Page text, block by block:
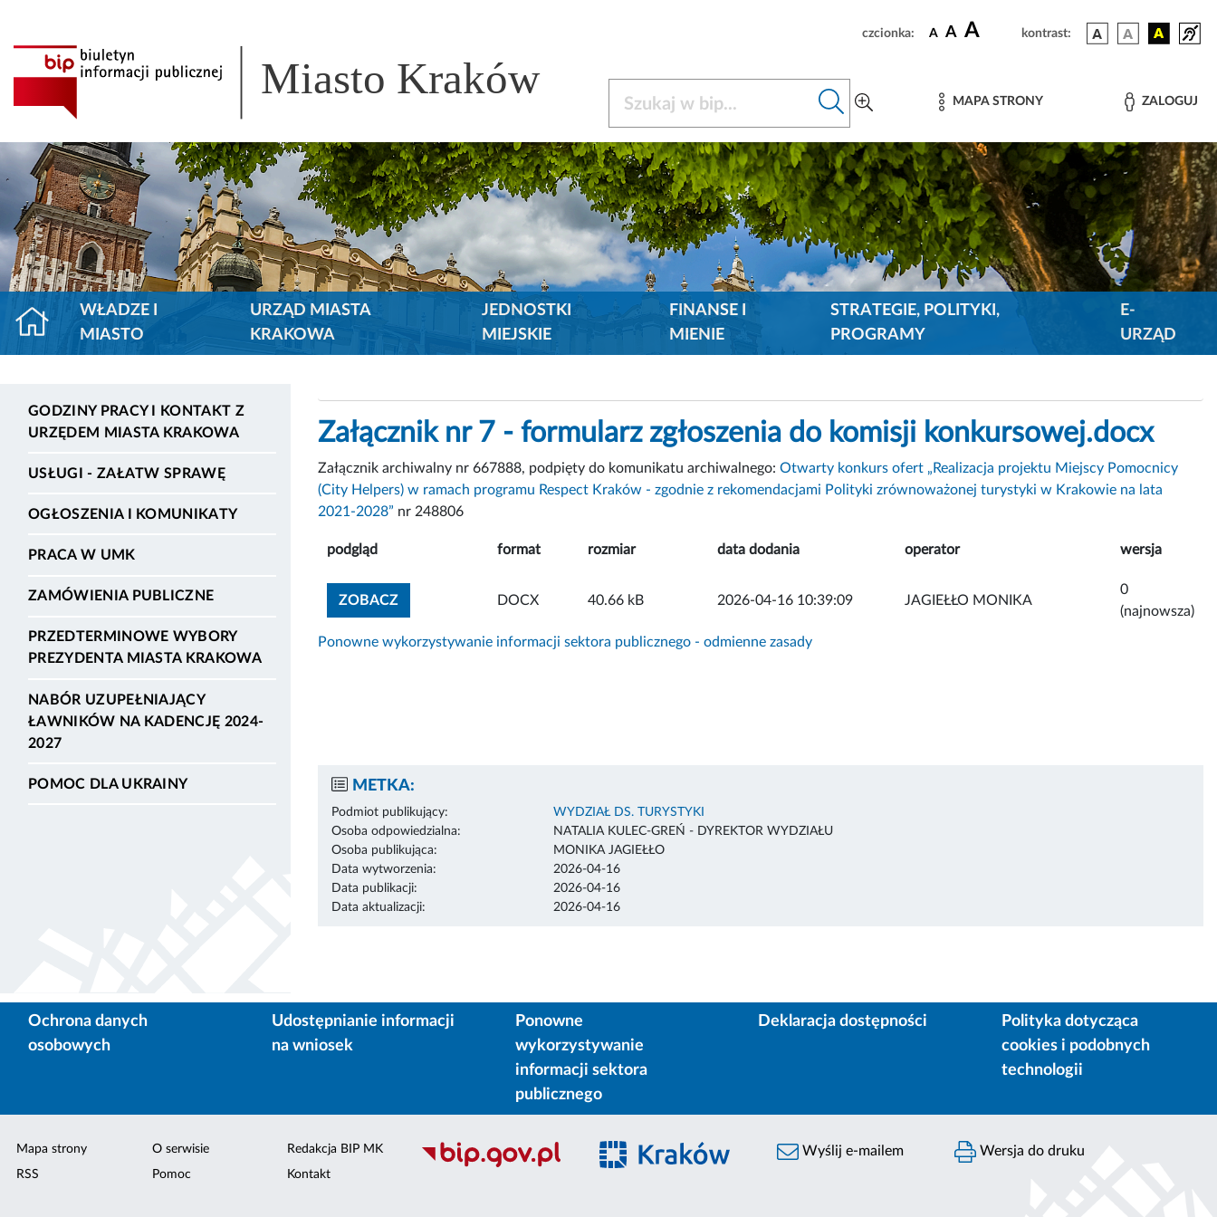
czcionka: A A A kontrast:
Miasto Kraków MAPA STRONY ZALOGUJ
WŁADZE I
MIASTO
URZĄD MIASTA
KRAKOWA
JEDNOSTKI
MIEJSKIE
FINANSE I
MIENIE
STRATEGIE, POLITYKI,
PROGRAMY
E-
URZĄD
GODZINY PRACY I KONTAKT Z
URZĘDEM MIASTA KRAKOWA
USŁUGI - ZAŁATW SPRAWĘ
OGŁOSZENIA I KOMUNIKATY
PRACA W UMK
ZAMÓWIENIA PUBLICZNE
PRZEDTERMINOWE WYBORY
PREZYDENTA MIASTA KRAKOWA
NABÓR UZUPEŁNIAJĄCY
ŁAWNIKÓW NA KADENCJĘ 2024-
2027
POMOC DLA UKRAINY
Załącznik nr 7 - formularz zgłoszenia do komisji konkursowej.docx
Załącznik archiwalny nr 667888, podpięty do komunikatu archiwalnego: Otwarty konkurs ofert „Realizacja projektu Miejscy Pomocnicy
(City Helpers) w ramach programu Respect Kraków - zgodnie z rekomendacjami Polityki zrównoważonej turystyki w Krakowie na lata
2021-2028” nr 248806
podgląd format rozmiar data dodania operator wersja
ZOBACZZOBACZ ZAŁĄCZNIK
DOCX 40.66 kB 2026-04-16 10:39:09 JAGIEŁŁO MONIKA
0
(najnowsza)
Ponowne wykorzystywanie informacji sektora publicznego - odmienne zasady
METKA:
Podmiot publikujący:
WYDZIAŁ DS. TURYSTYKI
Osoba odpowiedzialna:
NATALIA KULEC-GREŃ - DYREKTOR WYDZIAŁU
Osoba publikująca:
MONIKA JAGIEŁŁO
Data wytworzenia:
2026-04-16
Data publikacji:
2026-04-16
Data aktualizacji:
2026-04-16
Ochrona danych
osobowych
Udostępnianie informacji
na wniosek
Ponowne
wykorzystywanie
informacji sektora
publicznego
Deklaracja dostępności
Polityka dotycząca
cookies i podobnych
technologii
Mapa strony
RSS
O serwisie
Pomoc
Redakcja BIP MK
Kontakt
Wyślij e-mailem Wersja do druku